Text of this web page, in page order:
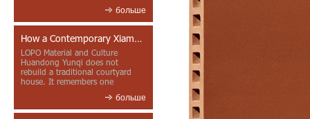
больше
How a Contemporary Xiamen Project Reframes Minnan Red Brick
LOPO Material and Culture
Huandong Yunqi does not
rebuild a traditional courtyard
house. It remembers one
больше